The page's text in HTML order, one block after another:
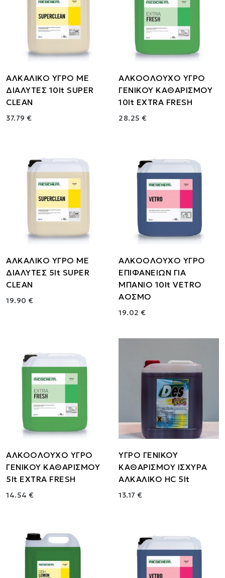
ΑΛΚΑΛΙΚΟ ΥΓΡΟ ΜΕ
ΔΙΑΛΥΤΕΣ 10lt SUPER
CLEAN
37.79 €
ΑΛΚΟΟΛΟΥΧΟ ΥΓΡΟ
ΓΕΝΙΚΟΥ ΚΑΘΑΡΙΣΜΟΥ
10lt EXTRA FRESH
28.25 €
ΑΛΚΑΛΙΚΟ ΥΓΡΟ ΜΕ
ΔΙΑΛΥΤΕΣ 5lt SUPER
CLEAN
19.90 €
ΑΛΚΟΟΛΟΥΧΟ ΥΓΡΟ
ΕΠΙΦΑΝΕΙΩΝ ΓΙΑ
ΜΠΑΝΙΟ 10lt VETRO
ΑΟΣΜΟ
19.02 €
ΑΛΚΟΟΛΟΥΧΟ ΥΓΡΟ
ΓΕΝΙΚΟΥ ΚΑΘΑΡΙΣΜΟΥ
5lt EXTRA FRESH
14.54 €
ΥΓΡΟ ΓΕΝΙΚΟΥ
ΚΑΘΑΡΙΣΜΟΥ ΙΣΧΥΡΑ
ΑΛΚΑΛΙΚΟ HC 5lt
13.17 €